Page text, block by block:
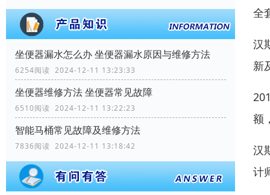
坐便器漏水怎么办 坐便器漏水原因与维修方法
6254阅读 2024-12-11 13:23:33
坐便器维修方法 坐便器常见故障
6510阅读 2024-12-11 13:22:23
智能马桶常见故障及维修方法
7836阅读 2024-12-11 13:18:42
全
汉
新
额
汉
计